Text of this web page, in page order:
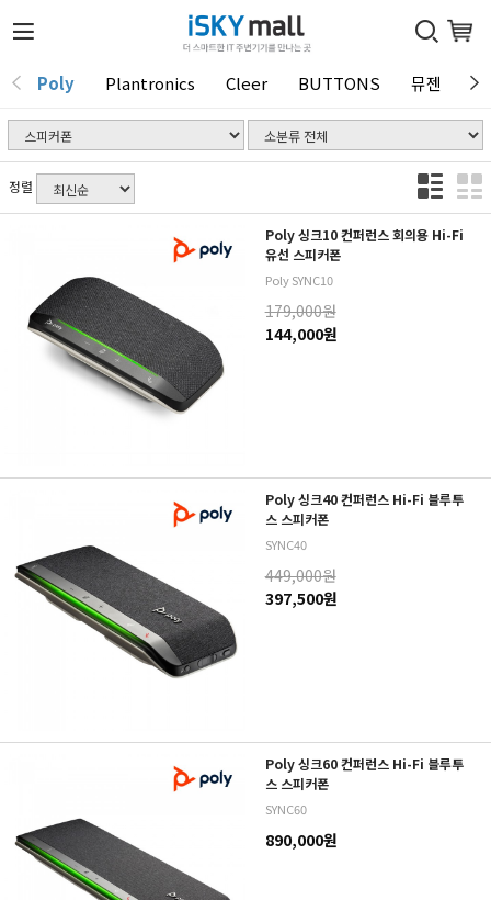
Poly Plantronics Cleer BUTTONS 뮤젠
1 / 0
정렬
Poly 싱크10 컨퍼런스 회의용 Hi-Fi
유선 스피커폰
Poly SYNC10
179,000원
144,000원
Poly 싱크40 컨퍼런스 Hi-Fi 블루투
스 스피커폰
SYNC40
449,000원
397,500원
Poly 싱크60 컨퍼런스 Hi-Fi 블루투
스 스피커폰
SYNC60
890,000원